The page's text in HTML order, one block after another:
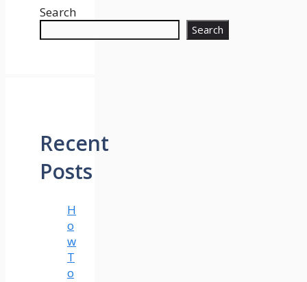
Search
Search
Recent
Posts
H
o
w
T
o